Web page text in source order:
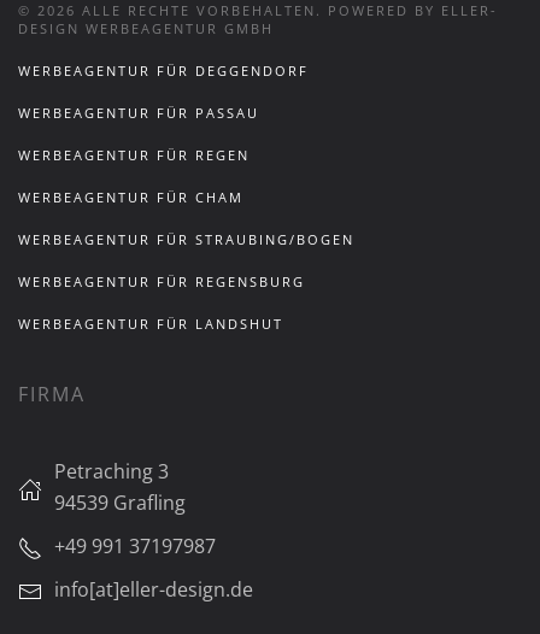
© 2026 ALLE RECHTE VORBEHALTEN. POWERED BY ELLER-
DESIGN WERBEAGENTUR GMBH
WERBEAGENTUR FÜR DEGGENDORF
WERBEAGENTUR FÜR PASSAU
WERBEAGENTUR FÜR REGEN
WERBEAGENTUR FÜR CHAM
WERBEAGENTUR FÜR STRAUBING/BOGEN
WERBEAGENTUR FÜR REGENSBURG
WERBEAGENTUR FÜR LANDSHUT
FIRMA
Petraching 3
94539 Grafling
+49 991 37197987
info[at]eller-design.de